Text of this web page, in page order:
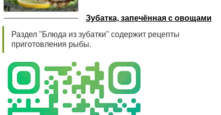
Зубатка, запечённая с овощами
Раздел "Блюда из зубатки" содержит рецепты
приготовления рыбы.